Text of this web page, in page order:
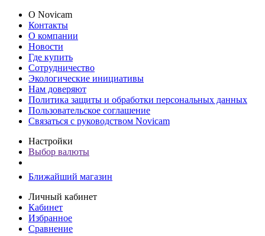
О Novicam
Контакты
О компании
Новости
Где купить
Сотрудничество
Экологические инициативы
Нам доверяют
Политика защиты и обработки персональных данных
Пользовательское соглашение
Связаться с руководством Novicam
Настройки
Выбор валюты
Ближайший магазин
Личный кабинет
Кабинет
Избранное
Сравнение